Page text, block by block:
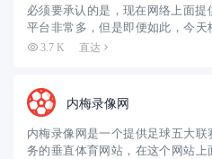
必须要承认的是，现在网络上面
平台非常多，但是即便如此，今
“麦豆录像网”也足够媲美其他所有
3.7 K 直达
内梅录像网
内梅录像网是一个提供足球五大
务的垂直体育网站，在这个网站